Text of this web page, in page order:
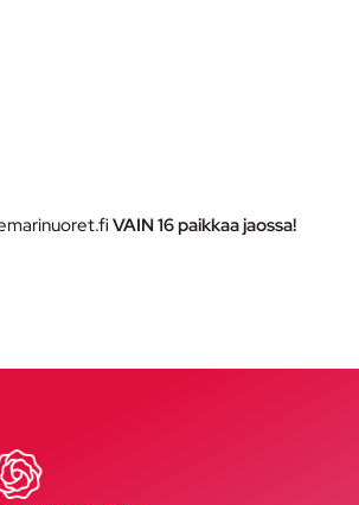
VAIN 16 paikkaa jaossa!